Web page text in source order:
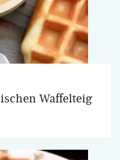
Waffelteig